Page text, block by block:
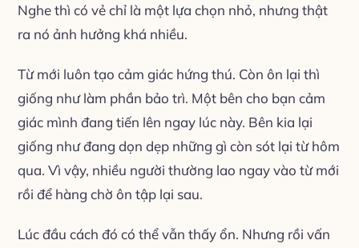
Nghe thì có vẻ chỉ là một lựa chọn nhỏ, nhưng thật
ra nó ảnh hưởng khá nhiều.
Từ mới luôn tạo cảm giác hứng thú. Còn ôn lại thì
giống như làm phần bảo trì. Một bên cho bạn cảm
giác mình đang tiến lên ngay lúc này. Bên kia lại
giống như đang dọn dẹp những gì còn sót lại từ hôm
qua. Vì vậy, nhiều người thường lao ngay vào từ mới
rồi để hàng chờ ôn tập lại sau.
Lúc đầu cách đó có thể vẫn thấy ổn. Nhưng rồi vấn